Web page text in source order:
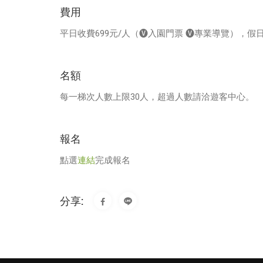
費用
平日收費699元/人（🅥入園門票 🅥專業導覽），假
名額
每一梯次人數上限30人，超過人數請洽遊客中心。
報名
點選連結完成報名
分享: